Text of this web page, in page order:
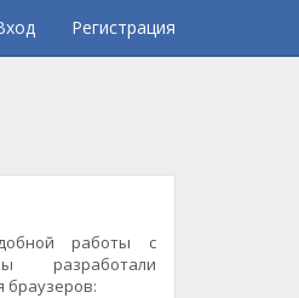
Регистрация
работы с
разработали
браузеров: